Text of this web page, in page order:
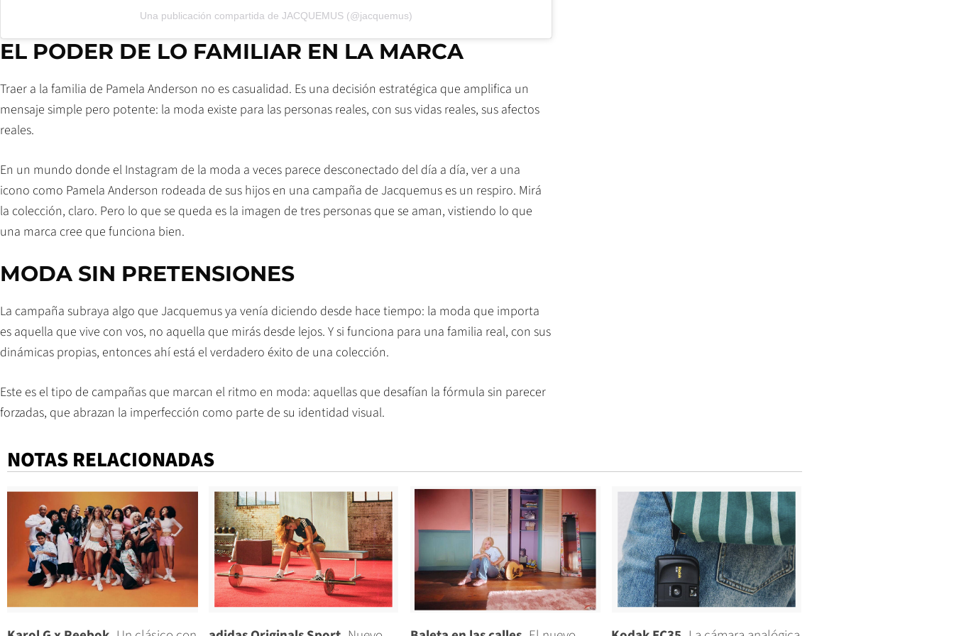
Una publicación compartida de JACQUEMUS (@jacquemus)
EL PODER DE LO FAMILIAR EN LA MARCA
Traer a la familia de Pamela Anderson no es casualidad. Es una decisión estratégica que amplifica un
mensaje simple pero potente: la moda existe para las personas reales, con sus vidas reales, sus afectos
reales.
En un mundo donde el Instagram de la moda a veces parece desconectado del día a día, ver a una
icono como Pamela Anderson rodeada de sus hijos en una campaña de Jacquemus es un respiro. Mirá
la colección, claro. Pero lo que se queda es la imagen de tres personas que se aman, vistiendo lo que
una marca cree que funciona bien.
MODA SIN PRETENSIONES
La campaña subraya algo que Jacquemus ya venía diciendo desde hace tiempo: la moda que importa
es aquella que vive con vos, no aquella que mirás desde lejos. Y si funciona para una familia real, con sus
dinámicas propias, entonces ahí está el verdadero éxito de una colección.
Este es el tipo de campañas que marcan el ritmo en moda: aquellas que desafían la fórmula sin parecer
forzadas, que abrazan la imperfección como parte de su identidad visual.
NOTAS RELACIONADAS